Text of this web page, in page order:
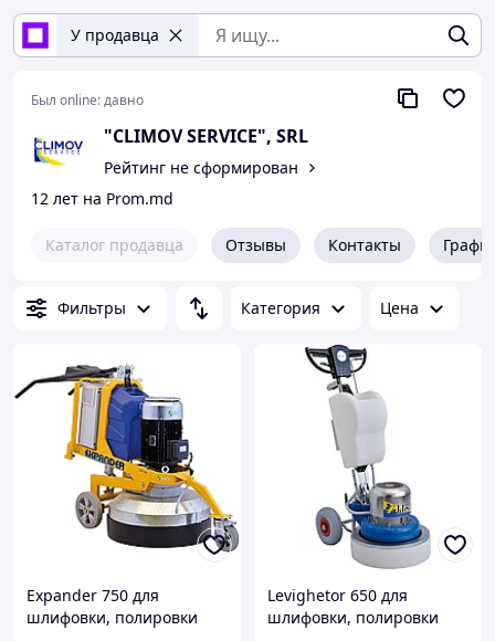
У продавца
Был online:давно
"CLIMOV SERVICE", SRL
Рейтинг не сформирован
12 лет на Prom.md
Каталог продавца Отзывы Контакты
Фильтры Категория Цена
Expander 750 для
шлифовки, полировки
Levighetor 650 для
шлифовки, полировки